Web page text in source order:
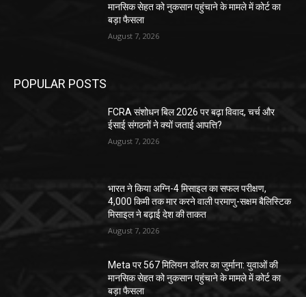
मानसिक सेहत को नुकसान पहुंचाने के मामले में कोर्ट का
बड़ा फैसला
August 7, 2026
POPULAR POSTS
FCRA संशोधन बिल 2026 पर बढ़ा विवाद, चर्च और
ईसाई संगठनों ने क्यों जताई आपत्ति?
August 7, 2026
भारत ने किया अग्नि-4 मिसाइल का सफल परीक्षण,
4,000 किमी तक मार करने वाली परमाणु-सक्षम बैलिस्टिक
मिसाइल ने बढ़ाई देश की ताकत
August 7, 2026
Meta पर 567 मिलियन डॉलर का जुर्माना: युवाओं की
मानसिक सेहत को नुकसान पहुंचाने के मामले में कोर्ट का
बड़ा फैसला